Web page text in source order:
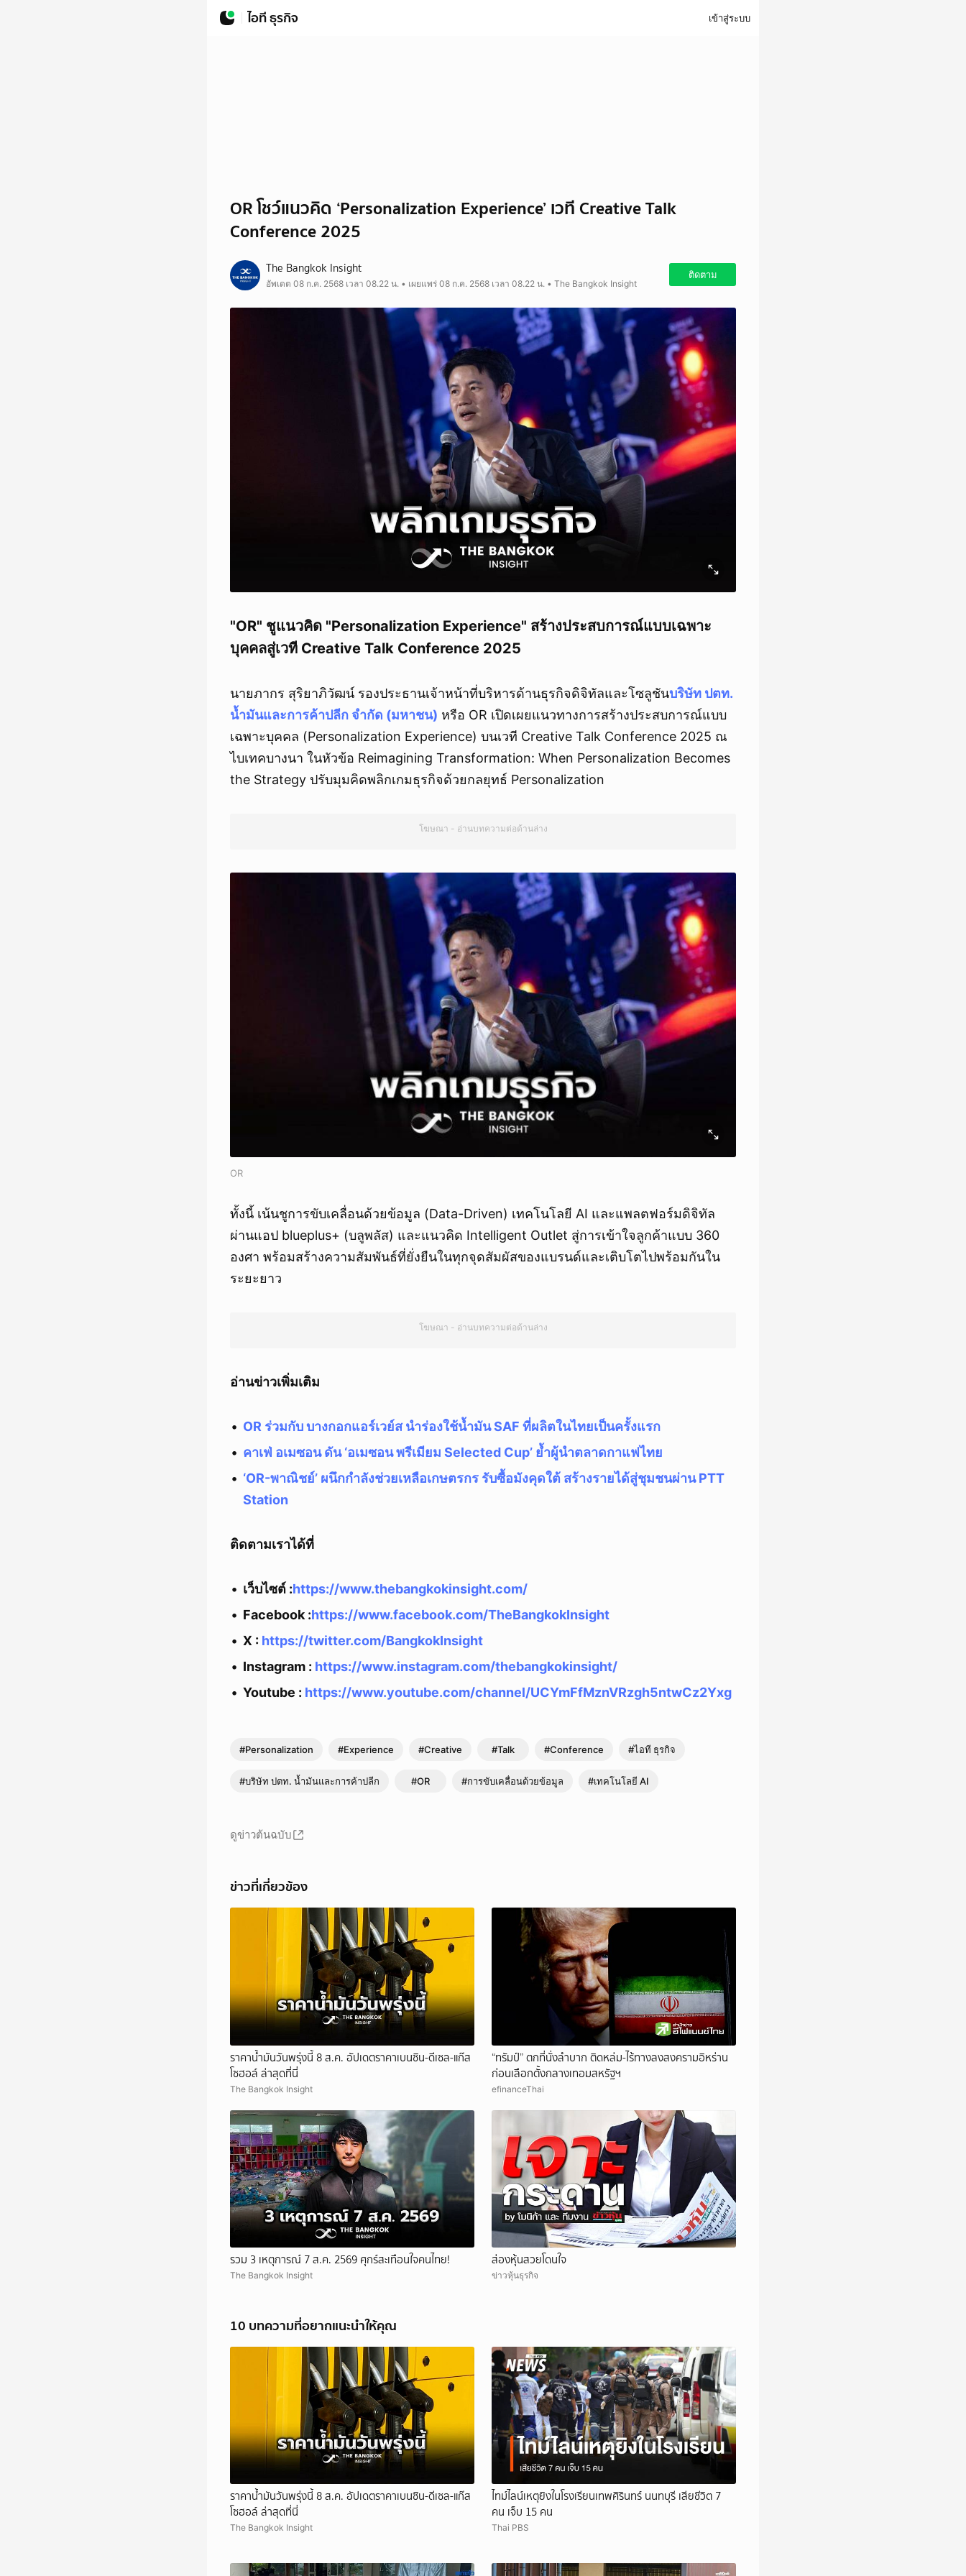
ไอที ธุรกิจ เข้าสู่ระบบ
OR โชว์แนวคิด ‘Personalization Experience’ เวที Creative Talk
Conference 2025
The Bangkok Insight
อัพเดต 08 ก.ค. 2568 เวลา 08.22 น. • เผยแพร่ 08 ก.ค. 2568 เวลา 08.22 น. • The Bangkok Insight
ติดตาม
"OR" ชูแนวคิด "Personalization Experience" สร้างประสบการณ์แบบเฉพาะ
บุคคลสู่เวที Creative Talk Conference 2025
นายภากร สุริยาภิวัฒน์ รองประธานเจ้าหน้าที่บริหารด้านธุรกิจดิจิทัลและโซลูชันบริษัท ปตท.
น้ำมันและการค้าปลีก จำกัด (มหาชน) หรือ OR เปิดเผยแนวทางการสร้างประสบการณ์แบบ
เฉพาะบุคคล (Personalization Experience) บนเวที Creative Talk Conference 2025 ณ
ไบเทคบางนา ในหัวข้อ Reimagining Transformation: When Personalization Becomes
the Strategy ปรับมุมคิดพลิกเกมธุรกิจด้วยกลยุทธ์ Personalization
โฆษณา - อ่านบทความต่อด้านล่าง
OR
ทั้งนี้ เน้นชูการขับเคลื่อนด้วยข้อมูล (Data-Driven) เทคโนโลยี AI และแพลตฟอร์มดิจิทัล
ผ่านแอป blueplus+ (บลูพลัส) และแนวคิด Intelligent Outlet สู่การเข้าใจลูกค้าแบบ 360
องศา พร้อมสร้างความสัมพันธ์ที่ยั่งยืนในทุกจุดสัมผัสของแบรนด์และเติบโตไปพร้อมกันใน
ระยะยาว
โฆษณา - อ่านบทความต่อด้านล่าง
อ่านข่าวเพิ่มเติม
OR ร่วมกับ บางกอกแอร์เวย์ส นำร่องใช้น้ำมัน SAF ที่ผลิตในไทยเป็นครั้งแรก
คาเฟ่ อเมซอน ดัน ‘อเมซอน พรีเมียม Selected Cup’ ย้ำผู้นำตลาดกาแฟไทย
‘OR-พาณิชย์’ ผนึกกำลังช่วยเหลือเกษตรกร รับซื้อมังคุดใต้ สร้างรายได้สู่ชุมชนผ่าน PTT
Station
ติดตามเราได้ที่
เว็บไซต์ :https://www.thebangkokinsight.com/
Facebook :https://www.facebook.com/TheBangkokInsight
X : https://twitter.com/BangkokInsight
Instagram : https://www.instagram.com/thebangkokinsight/
Youtube : https://www.youtube.com/channel/UCYmFfMznVRzgh5ntwCz2Yxg
#Personalization #Experience #Creative #Talk #Conference #ไอที ธุรกิจ
#บริษัท ปตท. น้ำมันและการค้าปลีก #OR #การขับเคลื่อนด้วยข้อมูล #เทคโนโลยี AI
ดูข่าวต้นฉบับ
ข่าวที่เกี่ยวข้อง
ราคาน้ำมันวันพรุ่งนี้ 8 ส.ค. อัปเดตราคาเบนซิน-ดีเซล-แก๊ส
โซฮอล์ ล่าสุดที่นี่
The Bangkok Insight
“ทรัมป์” ตกที่นั่งลำบาก ติดหล่ม-ไร้ทางลงสงครามอิหร่าน
ก่อนเลือกตั้งกลางเทอมสหรัฐฯ
efinanceThai
รวม 3 เหตุการณ์ 7 ส.ค. 2569 ศุกร์สะเทือนใจคนไทย!
The Bangkok Insight
ส่องหุ้นสวยโดนใจ
ข่าวหุ้นธุรกิจ
10 บทความที่อยากแนะนำให้คุณ
ราคาน้ำมันวันพรุ่งนี้ 8 ส.ค. อัปเดตราคาเบนซิน-ดีเซล-แก๊ส
โซฮอล์ ล่าสุดที่นี่
The Bangkok Insight
ไทม์ไลน์เหตุยิงในโรงเรียนเทพศิรินทร์ นนทบุรี เสียชีวิต 7
คน เจ็บ 15 คน
Thai PBS
ยกเลิก